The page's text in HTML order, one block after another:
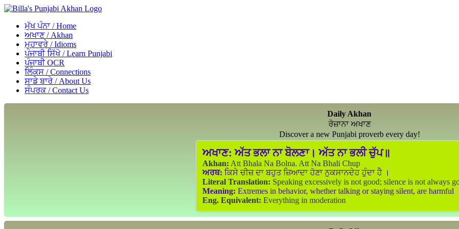
ਮੁੱਖ ਪੰਨਾ / Home
ਅਖਾਣ / Akhan
ਮੁਹਾਵਰੇ / Idioms
ਪੰਜਾਬੀ ਸਿੱਖੋ / Learn Punjabi
ਪੰਜਾਬੀ OCR
ਲਿੰਕਸ / Connections
ਸਾਡੇ ਬਾਰੇ / About Us
ਸੰਪਰਕ / Contact Us
Daily Akhan
ਰੋਜ਼ਾਨਾ ਅਖਾਣ
Discover a new Punjabi proverb every day!
ਅਖਾਣ: ਅੱਤ ਭਲਾ ਨਾ ਬੋਲਣਾ। ਅੱਤ ਨਾ ਭਲੀ ਚੁੱਪ॥
Akhan: Att Bhala Na Bolna. Att Na Bhali Chup
ਅਰਥ: ਕਿਸੇ ਚੀਜ਼ ਦਾ ਬਹੁਤ ਜ਼ਿਆਦਾ ਹੋਣਾ ਨੁਕਸਾਨਦੇਹ ਹੁੰਦਾ ਹੈ ।
Literal Translation: Speaking excessively is not good; silence is not always
Meaning: Extremes in behavior, whether talking or staying silent, are harmful
Eng. Equivalent: Everything in moderation